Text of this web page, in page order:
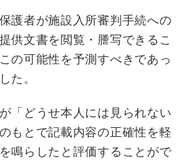
護者が施設入所審判手続への
供文書を閲覧・謄写できるこ
の可能性を予測すべきであっ
た。
「どうせ本人には見られない
もとで記載内容の正確性を軽
鳴らしたと評価することがで